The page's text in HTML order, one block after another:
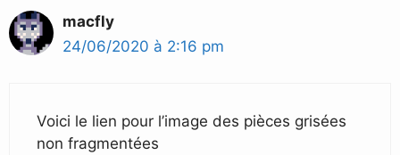
macfly
24/06/2020 à 2:16 pm
Voici le lien pour l’image des pièces grisées
non fragmentées